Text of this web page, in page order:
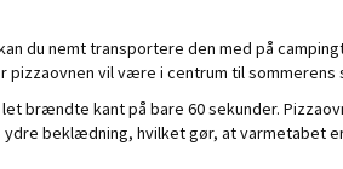
du nemt transportere den med på
pizzaovnen vil være i centrum til
brændte kant på bare 60 sekunder.
beklædning, hvilket gør, at varmetabet